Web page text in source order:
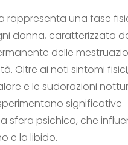
rappresenta una fase
donna, caratterizzata
delle
Oltre ai noti sintomi
e le sudorazioni
significative
sfera psichica, che
e la libido.